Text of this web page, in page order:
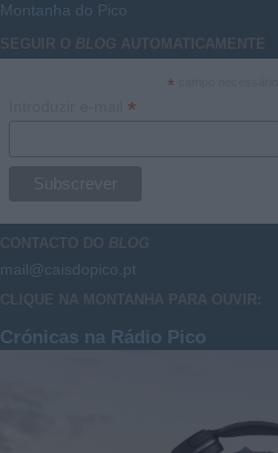
Montanha do Pico
SEGUIR O BLOG AUTOMATICAMENTE
*
*
CONTACTO DO BLOG
mail@caisdopico.pt
CLIQUE NA MONTANHA PARA OUVIR:
Crónicas na Rádio Pico